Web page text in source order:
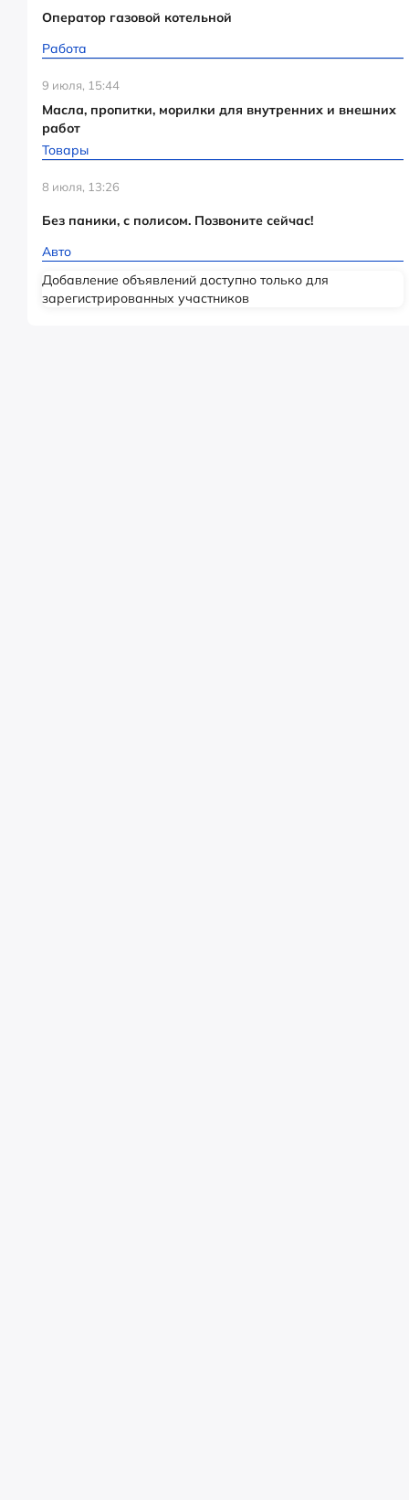
Оператор газовой котельной
Работа
9 июля, 15:44
Масла, пропитки, морилки для внутренних и внешних
работ
Товары
8 июля, 13:26
Без паники, с полисом. Позвоните сейчас!
Авто
Добавление объявлений доступно только для
зарегистрированных участников